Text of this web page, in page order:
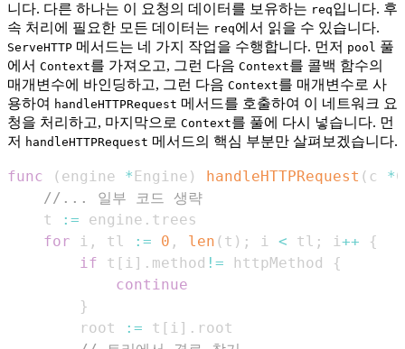
니다. 다른 하나는 이 요청의 데이터를 보유하는 req입니다. 후
속 처리에 필요한 모든 데이터는 req에서 읽을 수 있습니다.
ServeHTTP 메서드는 네 가지 작업을 수행합니다. 먼저 pool 풀
에서 Context를 가져오고, 그런 다음 Context를 콜백 함수의
매개변수에 바인딩하고, 그런 다음 Context를 매개변수로 사
용하여 handleHTTPRequest 메서드를 호출하여 이 네트워크 요
청을 처리하고, 마지막으로 Context를 풀에 다시 넣습니다. 먼
저 handleHTTPRequest 메서드의 핵심 부분만 살펴보겠습니다.
func ( engine * Engine ) handleHTTPRequest ( c *
//... 일부 코드 생략
    t
:= engine .
for i , tl := 0 , len ( t ) ; i < tl ; i++
{
if t [ i ] . method != httpMethod
{
continue
}
        root
:= t [ i ] .